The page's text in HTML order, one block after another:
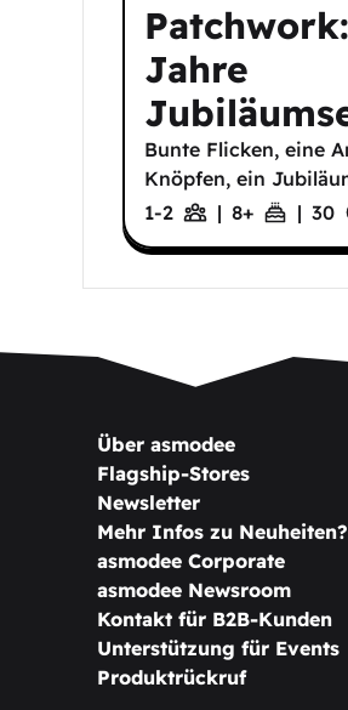
Jahre
Bunte Flicken, eine
Knöpfen, ein
1-2
| 8+ | 30
Über asmodee
Flagship-Stores
Newsletter
Mehr Infos zu Neuheiten?
asmodee Corporate
asmodee Newsroom
Kontakt für B2B-Kunden
Unterstützung für Events
Produktrückruf